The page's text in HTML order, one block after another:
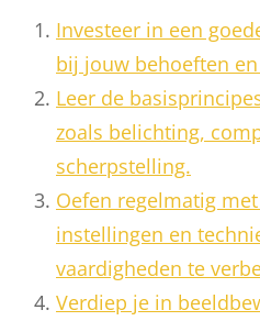
Investeer in een
bij jouw behoeften
Leer de
zoals belichting,
scherpstelling.
Oefen regelmatig
instellingen en
vaardigheden te
Verdiep je in